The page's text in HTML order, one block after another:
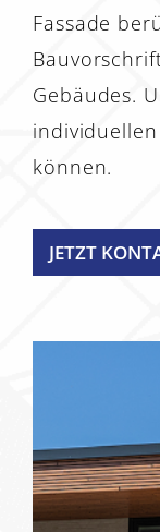
Fassade
Gebäudes.
können.
JETZT